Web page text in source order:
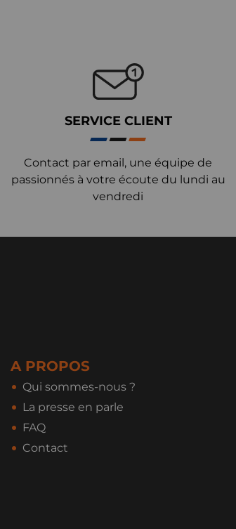
SERVICE CLIENT
Contact par email, une équipe de
passionnés à votre écoute du lundi au
vendredi
A PROPOS
Qui sommes-nous ?
La presse en parle
FAQ
Contact